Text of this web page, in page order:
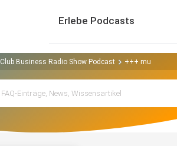
Erlebe Podcasts
Club Business Radio Show Podcast +++ music